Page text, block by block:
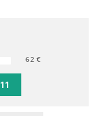
62 €
11